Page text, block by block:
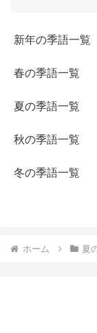
新年の季語一覧
春の季語一覧
夏の季語一覧
秋の季語一覧
冬の季語一覧
ホーム 夏